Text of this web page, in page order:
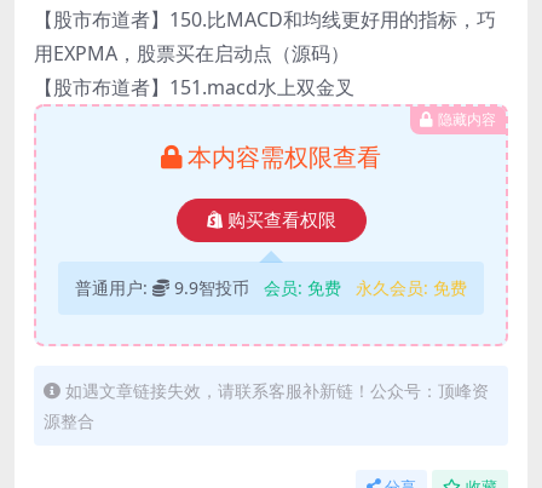
【股市布道者】150.比MACD和均线更好用的指标，巧
用EXPMA，股票买在启动点（源码）
【股市布道者】151.macd水上双金叉
隐藏内容
本内容需权限查看
购买查看权限
普通用户: 9.9智投币 会员: 免费 永久会员: 免费
如遇文章链接失效，请联系客服补新链！公众号：顶峰资
源整合